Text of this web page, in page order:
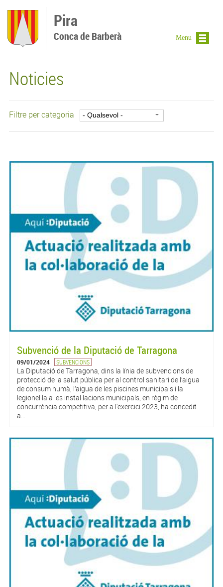
Pira
Conca de Barberà
Noticies
Filtre per categoria
Subvenció de la Diputació de Tarragona
09/01/2024 SUBVENCIONS
La Diputació de Tarragona, dins la línia de subvencions de
protecció de la salut pública per al control sanitari de l’aigua
de consum humà, l’aigua de les piscines municipals i la
legionel·la a les instal·lacions municipals, en règim de
concurrència competitiva, per a l'exercici 2023, ha concedit
a...
Menu